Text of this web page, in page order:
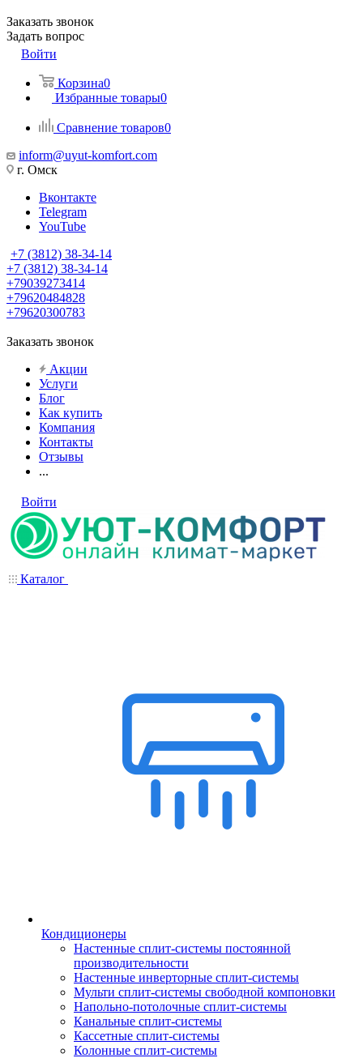
Заказать звонок
Задать вопрос
Войти
Корзина0
Избранные товары0
Сравнение товаров0
inform@uyut-komfort.com
г. Омск
Вконтакте
Telegram
YouTube
+7 (3812) 38-34-14
+7 (3812) 38-34-14
+79039273414
+79620484828
+79620300783
Заказать звонок
Акции
Услуги
Блог
Как купить
Компания
Контакты
Отзывы
...
Войти
Каталог
Кондиционеры
Настенные сплит-системы постоянной
производительности
Настенные инверторные сплит-системы
Мульти сплит-системы свободной компоновки
Напольно-потолочные сплит-системы
Канальные сплит-системы
Кассетные сплит-системы
Колонные сплит-системы